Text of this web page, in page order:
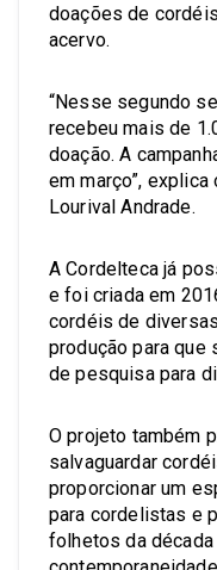
doações de
acervo.
“Nesse segundo
recebeu mais de
doação. A
em março”,
Lourival Andrade.
A Cordelteca já
e foi criada em
cordéis de
produção para
de pesquisa para
O projeto também
salvaguardar
proporcionar um
para cordelistas e
folhetos da